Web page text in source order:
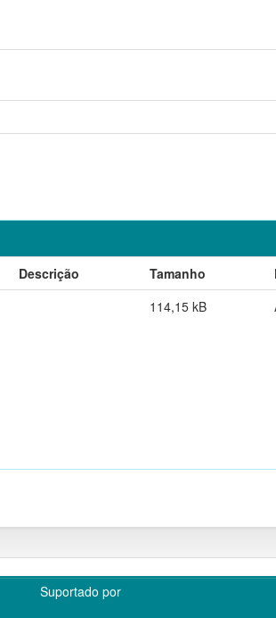
Descrição Tamanho
114,15 kB
Suportado por